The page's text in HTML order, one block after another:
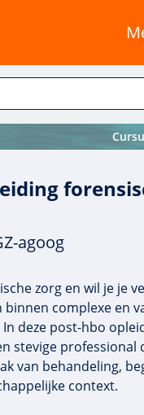
agoog
zorg en wil je je
complexe en
deze post-hbo
stevige professional
van behandeling,
context.